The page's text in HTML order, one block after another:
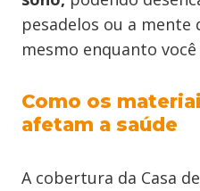
pesadelos ou a mente
mesmo enquanto
Como os
afetam a saúde
A cobertura da Casa